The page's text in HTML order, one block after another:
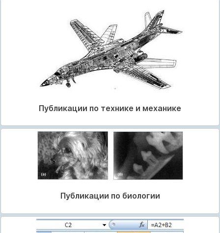
Публикации по технике и механике
Публикации по биологии